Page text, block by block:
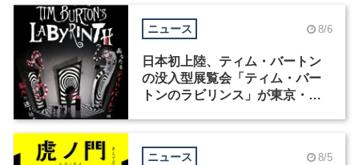
ニュース 8/6
日本初上陸、ティム・バートン
の没入型展覧会「ティム・バー
トンのラビリンス」が東京・豊
ニュース 8/5